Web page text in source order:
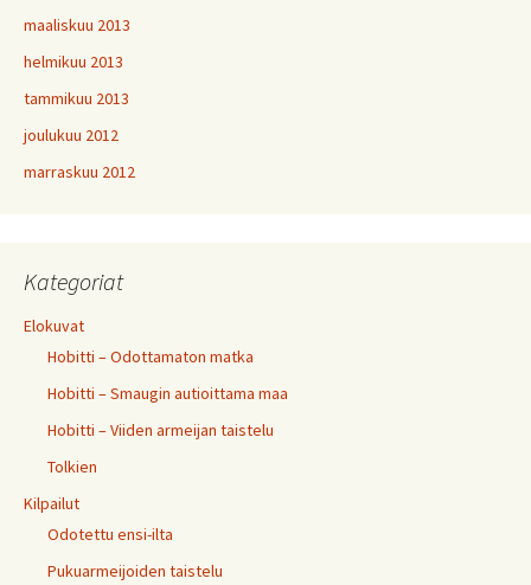
maaliskuu 2013
helmikuu 2013
tammikuu 2013
joulukuu 2012
marraskuu 2012
Kategoriat
Elokuvat
Hobitti – Odottamaton matka
Hobitti – Smaugin autioittama maa
Hobitti – Viiden armeijan taistelu
Tolkien
Kilpailut
Odotettu ensi-ilta
Pukuarmeijoiden taistelu